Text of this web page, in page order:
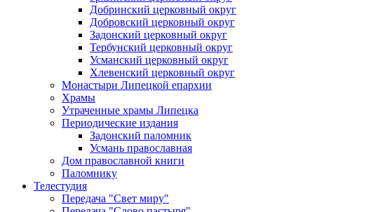
Добринский церковный округ
Добровский церковный округ
Задонский церковный округ
Тербунский церковный округ
Усманский церковный округ
Хлевенский церковный округ
Монастыри Липецкой епархии
Храмы
Утраченные храмы Липецка
Периодические издания
Задонский паломник
Усмань православная
Дом православной книги
Паломнику
Телестудия
Передача "Свет миру"